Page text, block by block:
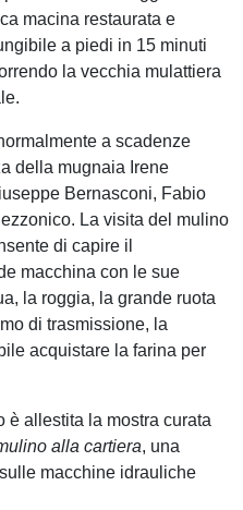
macina restaurata e
a piedi in 15 minuti
la vecchia mulattiera
a scadenze
della mugnaia Irene
Bernasconi, Fabio
La visita del mulino
di capire il
macchina con le sue
la roggia, la grande ruota
di trasmissione, la
acquistare la farina per
è allestita la mostra curata
alla cartiera, una
macchine idrauliche